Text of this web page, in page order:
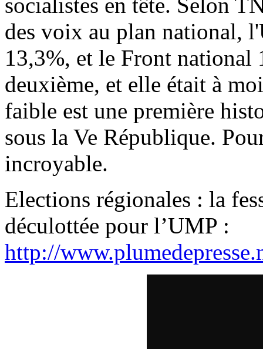
des voix au plan national,
13,3%, et le Front national
deuxième, et elle était à
faible est une première
sous la Ve République.
incroyable.
Elections régionales : la
déculottée pour l’UMP :
http://